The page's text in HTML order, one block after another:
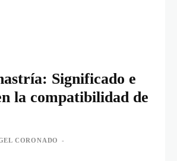
Significado e
la compatibilidad de
CORONADO -